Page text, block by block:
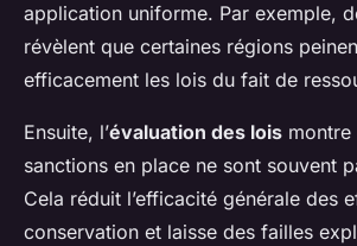
application uniforme. Par exemple,
révèlent que certaines régions
efficacement les lois du fait de
Ensuite, l’évaluation des lois montre
sanctions en place ne sont souvent
Cela réduit l’efficacité générale des
conservation et laisse des failles